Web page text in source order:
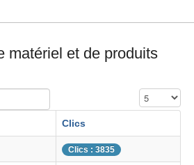
matériel et de produits
Affichage #
Clics
Clics : 3835